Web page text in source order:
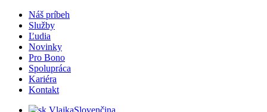
Náš príbeh
Služby
Ľudia
Novinky
Pro Bono
Spolupráca
Kariéra
Kontakt
Slovenčina